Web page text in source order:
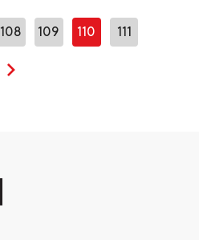
108 109 110 111
Seuraava sivu